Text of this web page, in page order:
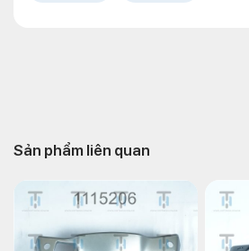
Sản phẩm liên quan